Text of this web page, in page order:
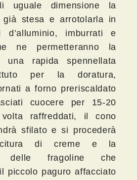
uguale dimensione la
già stesa e arrotolarla in
d’alluminio, imburrati e
ne permetteranno la
una rapida spennellata
per la doratura,
a forno preriscaldato
cuocere per 15-20
raffreddati, il cono
sfilato e si procederà
di creme e la
delle fragoline che
piccolo paguro affacciato